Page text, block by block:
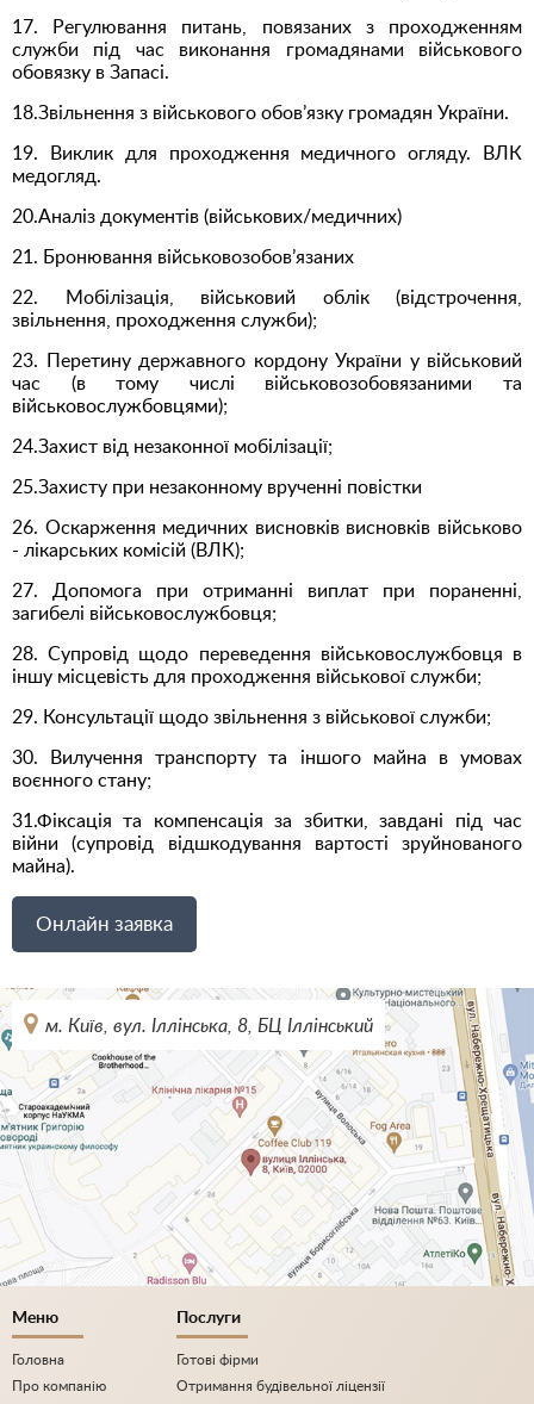
17. Регулювання питань, повязаних з проходженням
служби під час виконання громадянами військового
обовязку в Запасі.
18.Звільнення з військового обов’язку громадян України.
19. Виклик для проходження медичного огляду. ВЛК
медогляд.
20.Аналіз документів (військових/медичних)
21. Бронювання військовозобов’язаних
22. Мобілізація, військовий облік (відстрочення,
звільнення, проходження служби);
23. Перетину державного кордону України у військовий
час (в тому числі військовозобовязаними та
військовослужбовцями);
24.Захист від незаконної мобілізації;
25.Захисту при незаконному врученні повістки
26. Оскарження медичних висновків висновків військово
- лікарських комісій (ВЛК);
27. Допомога при отриманні виплат при пораненні,
загибелі військовослужбовця;
28. Супровід щодо переведення військовослужбовця в
іншу місцевість для проходження військової служби;
29. Консультації щодо звільнення з військової служби;
30. Вилучення транспорту та іншого майна в умовах
воєнного стану;
31.Фіксація та компенсація за збитки, завдані під час
війни (супровід відшкодування вартості зруйнованого
майна).
Онлайн заявка
м. Київ, вул. Іллінська, 8, БЦ Іллінський
Меню
Головна
Про компанію
Послуги
Готові фірми
Отримання будівельної ліцензії